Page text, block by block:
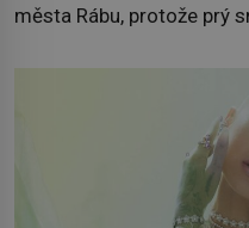
města Rábu, protože prý
někdy i v obchodech. Její